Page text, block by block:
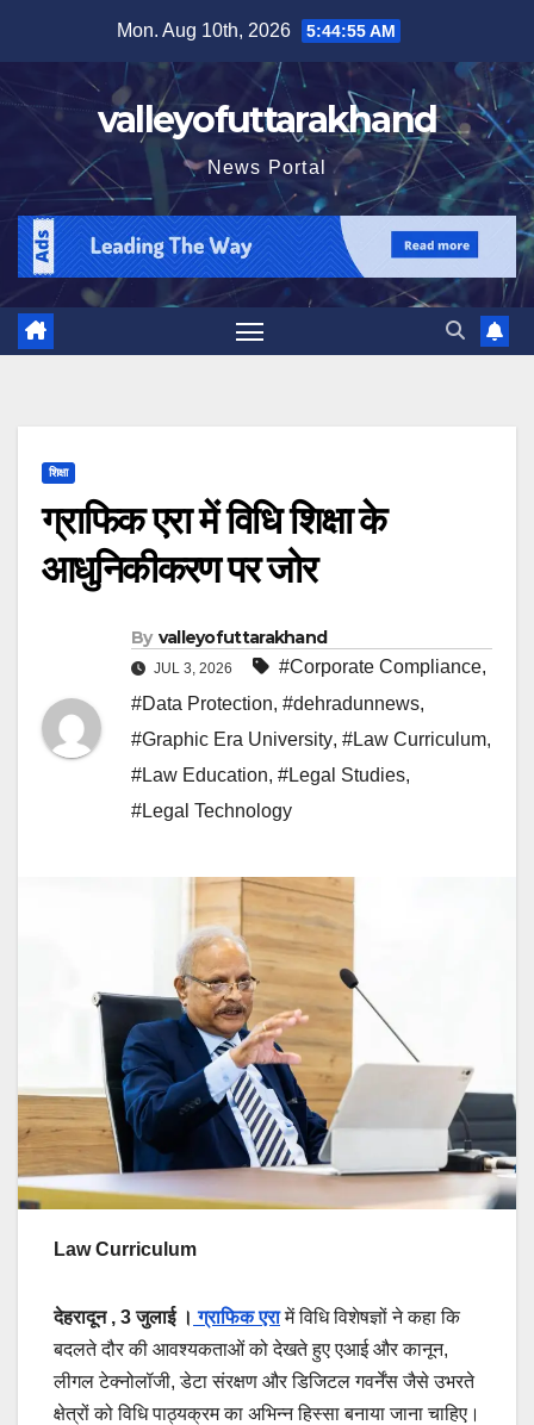
content
Mon. Aug 10th, 2026 5:44:56 AM
valleyofuttarakhand
News Portal
शिक्षा
ग्राफिक एरा में विधि शिक्षा के
आधुनिकीकरण पर जोर
By valleyofuttarakhand
JUL 3, 2026 #Corporate Compliance,
#Data Protection, #dehradunnews,
#Graphic Era University, #Law Curriculum,
#Law Education, #Legal Studies,
#Legal Technology
Law Curriculum
देहरादून , 3 जुलाई । ग्राफिक एरामें विधि विशेषज्ञों ने कहा कि
बदलते दौर की आवश्यकताओं को देखते हुए एआई और कानून,
लीगल टेक्नोलॉजी, डेटा संरक्षण और डिजिटल गवर्नेंस जैसे उभरते
क्षेत्रों को विधि पाठ्यक्रम का अभिन्न हिस्सा बनाया जाना चाहिए।